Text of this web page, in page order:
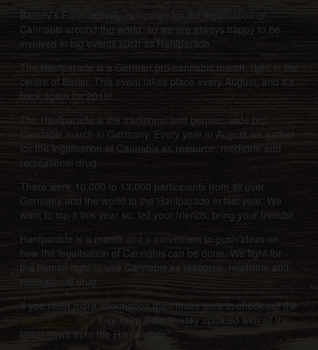
Barney’s Farm actively campaign for the legalisation of
Cannabis around the world, so we are always happy to be
involved in big events such as Hanfparade.
The Hanfparade is a German pro-cannabis march, right in the
centre of Berlin. This event takes place every August, and it's
back again for 2019!
The Hanfparade is the traditional and german-wide pro-
Cannabis march in Germany. Every year in August we gather
for the legalisation of Cannabis as resource, medicine and
recreational drug.
There were 10,000 to 13,000 participants from all over
Germany and the world to the Hanfparade in last year. We
want to top it this year so: tell your friends, bring your friends!
Hanfparade is a march and a movement to push ideas on
how the legalisation of Cannabis can be done. We fight for
the human right to use Cannabis as resource, medicine and
recreational drug.
If you need more information then make sure to check out the
, they keep it continually updated with all the
latest news from the Hanfparade!